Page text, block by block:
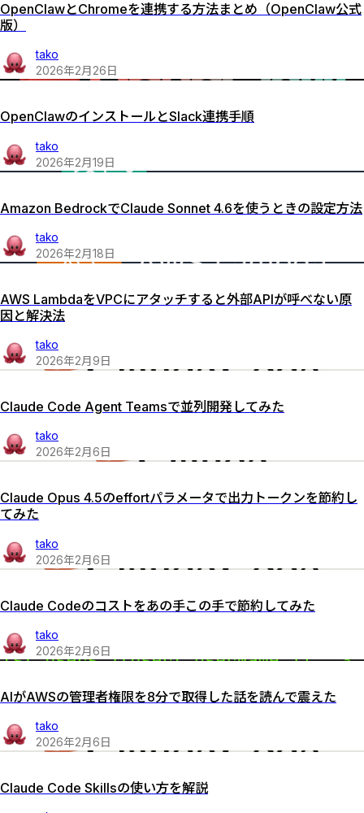
OpenClawとChromeを連携する方法まとめ（OpenClaw公式
版）
tako
2026年2月 26 日
OpenClawのインストールとSlack連携手順
tako
2026年2月19日
Amazon BedrockでClaude Sonnet 4.6を使うときの設定方法
tako
2026年2月 18 日
AWS LambdaをVPCにアタッチすると外部APIが呼べない原
因と解決法
tako
2026年2月 9 日
Claude Code Agent Teamsで並列開発してみた
tako
2026年2月 6 日
Claude Opus 4.5のeffortパラメータで出力トークンを節約し
てみた
tako
2026年2月6日
Claude Codeのコストをあの手この手で節約してみた
tako
2026年2月 6 日
AIがAWSの管理者権限を8分で取得した話を読んで震えた
tako
2026年2月 6 日
Claude Code Skillsの使い方を解説